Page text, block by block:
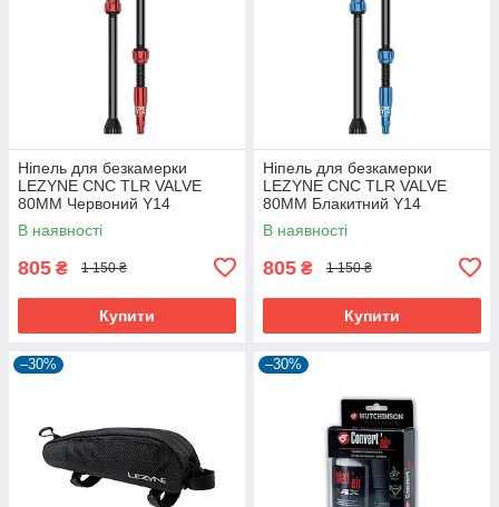
Ніпель для безкамерки
LEZYNE CNC TLR VALVE
80MM Червоний Y14
В наявності
805 ₴ 1 150 ₴
Купити
Ніпель для безкамерки
LEZYNE CNC TLR VALVE
80MM Блакитний Y14
В наявності
805 ₴ 1 150 ₴
Купити
–30% –30%